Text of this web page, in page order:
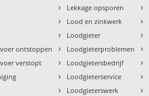
ontstoppen
verstopt
› Lekkage opsporen
› Lood en zinkwerk
› Loodgieter
› Loodgieterproblemen
› Loodgietersbedrijf
› Loodgieterservice
› Loodgieterswerk
›
›
›
›
›
›
›